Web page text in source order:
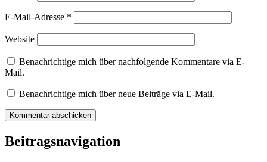
E-Mail-Adresse *
Website
Benachrichtige mich über nachfolgende Kommentare via E-
Mail.
Benachrichtige mich über neue Beiträge via E-Mail.
Beitragsnavigation